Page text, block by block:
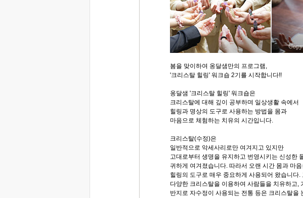
봄을 맞이하여 옹달샘만의 프로그램,
'크리스탈 힐링' 워크숍 2기를 시작합니다!!
옹달샘 '크리스탈 힐링' 워크숍은
크리스탈에 대해 깊이 공부하며 일상생활 속에서
힐링과 명상의 도구로 사용하는 방법을 몸과
마음으로 체험하는 치유의 시간입니다.
크리스탈(수정)은
일반적으로 악세사리로만 여겨지고 있지만
고대로부터 생명을 유지하고 번영시키는 신성한
귀하게 여겨졌습니다. 따라서 오랜 시간 몸과 마
힐링의 도구로 매우 중요하게 사용되어 왔습니다.
다양한 크리스탈을 이용하여 사람들을 치유하고,
반지로 자수정이 사용되는 전통 등은 크리스탈을